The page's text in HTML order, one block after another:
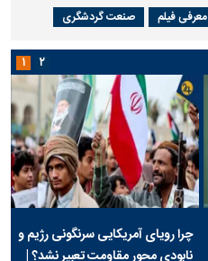
معرفی فیلم صنعت گردشگری
چرا رویای آمریکایی سرنگونی رژیم و
۱ ۲